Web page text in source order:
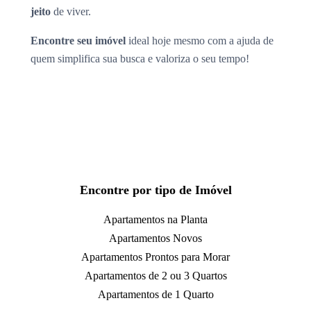
jeito de viver.
Encontre seu imóvel ideal hoje mesmo com a ajuda de
quem simplifica sua busca e valoriza o seu tempo!
Encontre por tipo de Imóvel
Apartamentos na Planta
Apartamentos Novos
Apartamentos Prontos para Morar
Apartamentos de 2 ou 3 Quartos
Apartamentos de 1 Quarto